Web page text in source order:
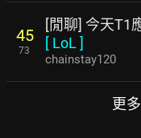
45
73
[閒聊] 今天T1
[ LoL]
chainstay120
更